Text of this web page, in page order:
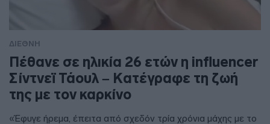
ΔΙΕΘΝΗ
Πέθανε σε ηλικία 26 ετών η influencer
Σίντνεϊ Τάουλ – Kατέγραφε τη ζωή
της με τον καρκίνο
«Έφυγε ήρεμα, έπειτα από σχεδόν τρία χρόνια μάχης με το